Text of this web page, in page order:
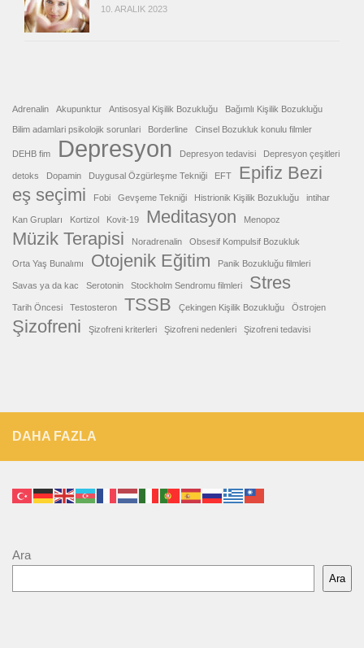
10. ARALIK 2023
Adrenalin Akupunktur Antisosyal Kişilik Bozukluğu Bağımlı Kişilik Bozukluğu
Bilim adamlari psikolojik sorunlari Borderline Cinsel Bozukluk konulu filmler
DEHB fim Depresyon Depresyon tedavisi Depresyon çeşitleri
detoks Dopamin Duygusal Özgürleşme Tekniği EFT
Epifiz Bezi
eş seçimi
Fobi Gevşeme Tekniği Histrionik Kişilik Bozukluğu intihar
Kan Grupları Kortizol Kovit-19 Meditasyon Menopoz
Müzik Terapisi Noradrenalin Obsesif Kompulsif Bozukluk
Orta Yaş Bunalımı Otojenik Eğitim Panik Bozukluğu filmleri
Savas ya da kac Serotonin Stockholm Sendromu filmleri Stres
Tarih Öncesi Testosteron TSSB Çekingen Kişilik Bozukluğu Östrojen
Şizofreni Şizofreni kriterleri Şizofreni nedenleri Şizofreni tedavisi
DAHA FAZLA
Ara
Ara